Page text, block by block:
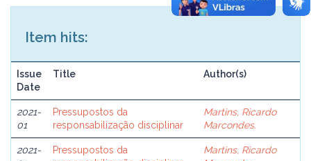
Item hits:
Issue
Date
Title Author(s)
2021-
01
Pressupostos da
responsabilização disciplinar
Martins, Ricardo
Marcondes.
2021-
Pressupostos da
Martins, Ricardo